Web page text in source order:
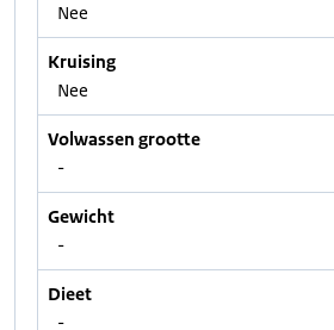
Nee
Kruising
Nee
Volwassen grootte
-
Gewicht
-
Dieet
-